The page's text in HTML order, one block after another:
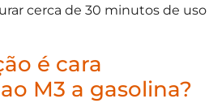
cerca de 30 minutos de uso
é cara
M3 a gasolina?